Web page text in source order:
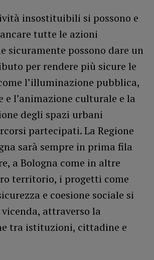
insostituibili si possono e
tutte le azioni
sicuramente possono dare un
per rendere più sicure le
l’illuminazione pubblica,
e l’animazione culturale e la
degli spazi urbani
partecipati. La Regione
sarà sempre in prima fila
a Bologna come in altre
territorio, i progetti come
e coesione sociale si
attraverso la
tra istituzioni, cittadine e